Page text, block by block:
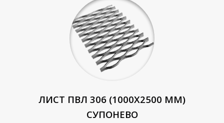
ЛИСТ ПВЛ 306 (1000Х2500 ММ)
СУПОНЕВО